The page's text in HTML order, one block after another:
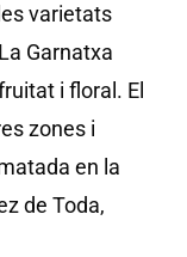
varietats
Garnatxa
i floral. El
zones i
en la
de Toda,